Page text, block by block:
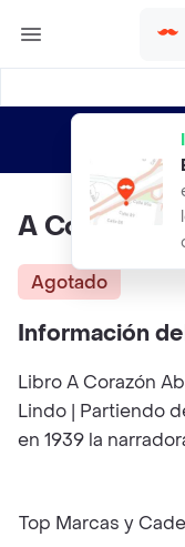
A Corazón
Agotado
Información
Libro A Corazón
Lindo | Partiendo
en 1939 la
Top Marcas y